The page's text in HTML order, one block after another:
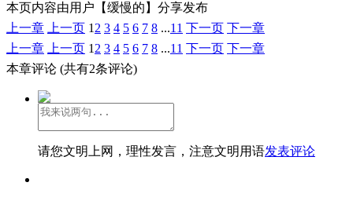
本页内容由用户【缓慢的】分享发布
上一章
上一页 1 2 3 4 5 6 7 8 ...11 下一页 下一章
上一章
上一页 1 2 3 4 5 6 7 8 ...11 下一页 下一章
本章评论 (共有2条评论)
请您文明上网，理性发言，注意文明用语发表评论